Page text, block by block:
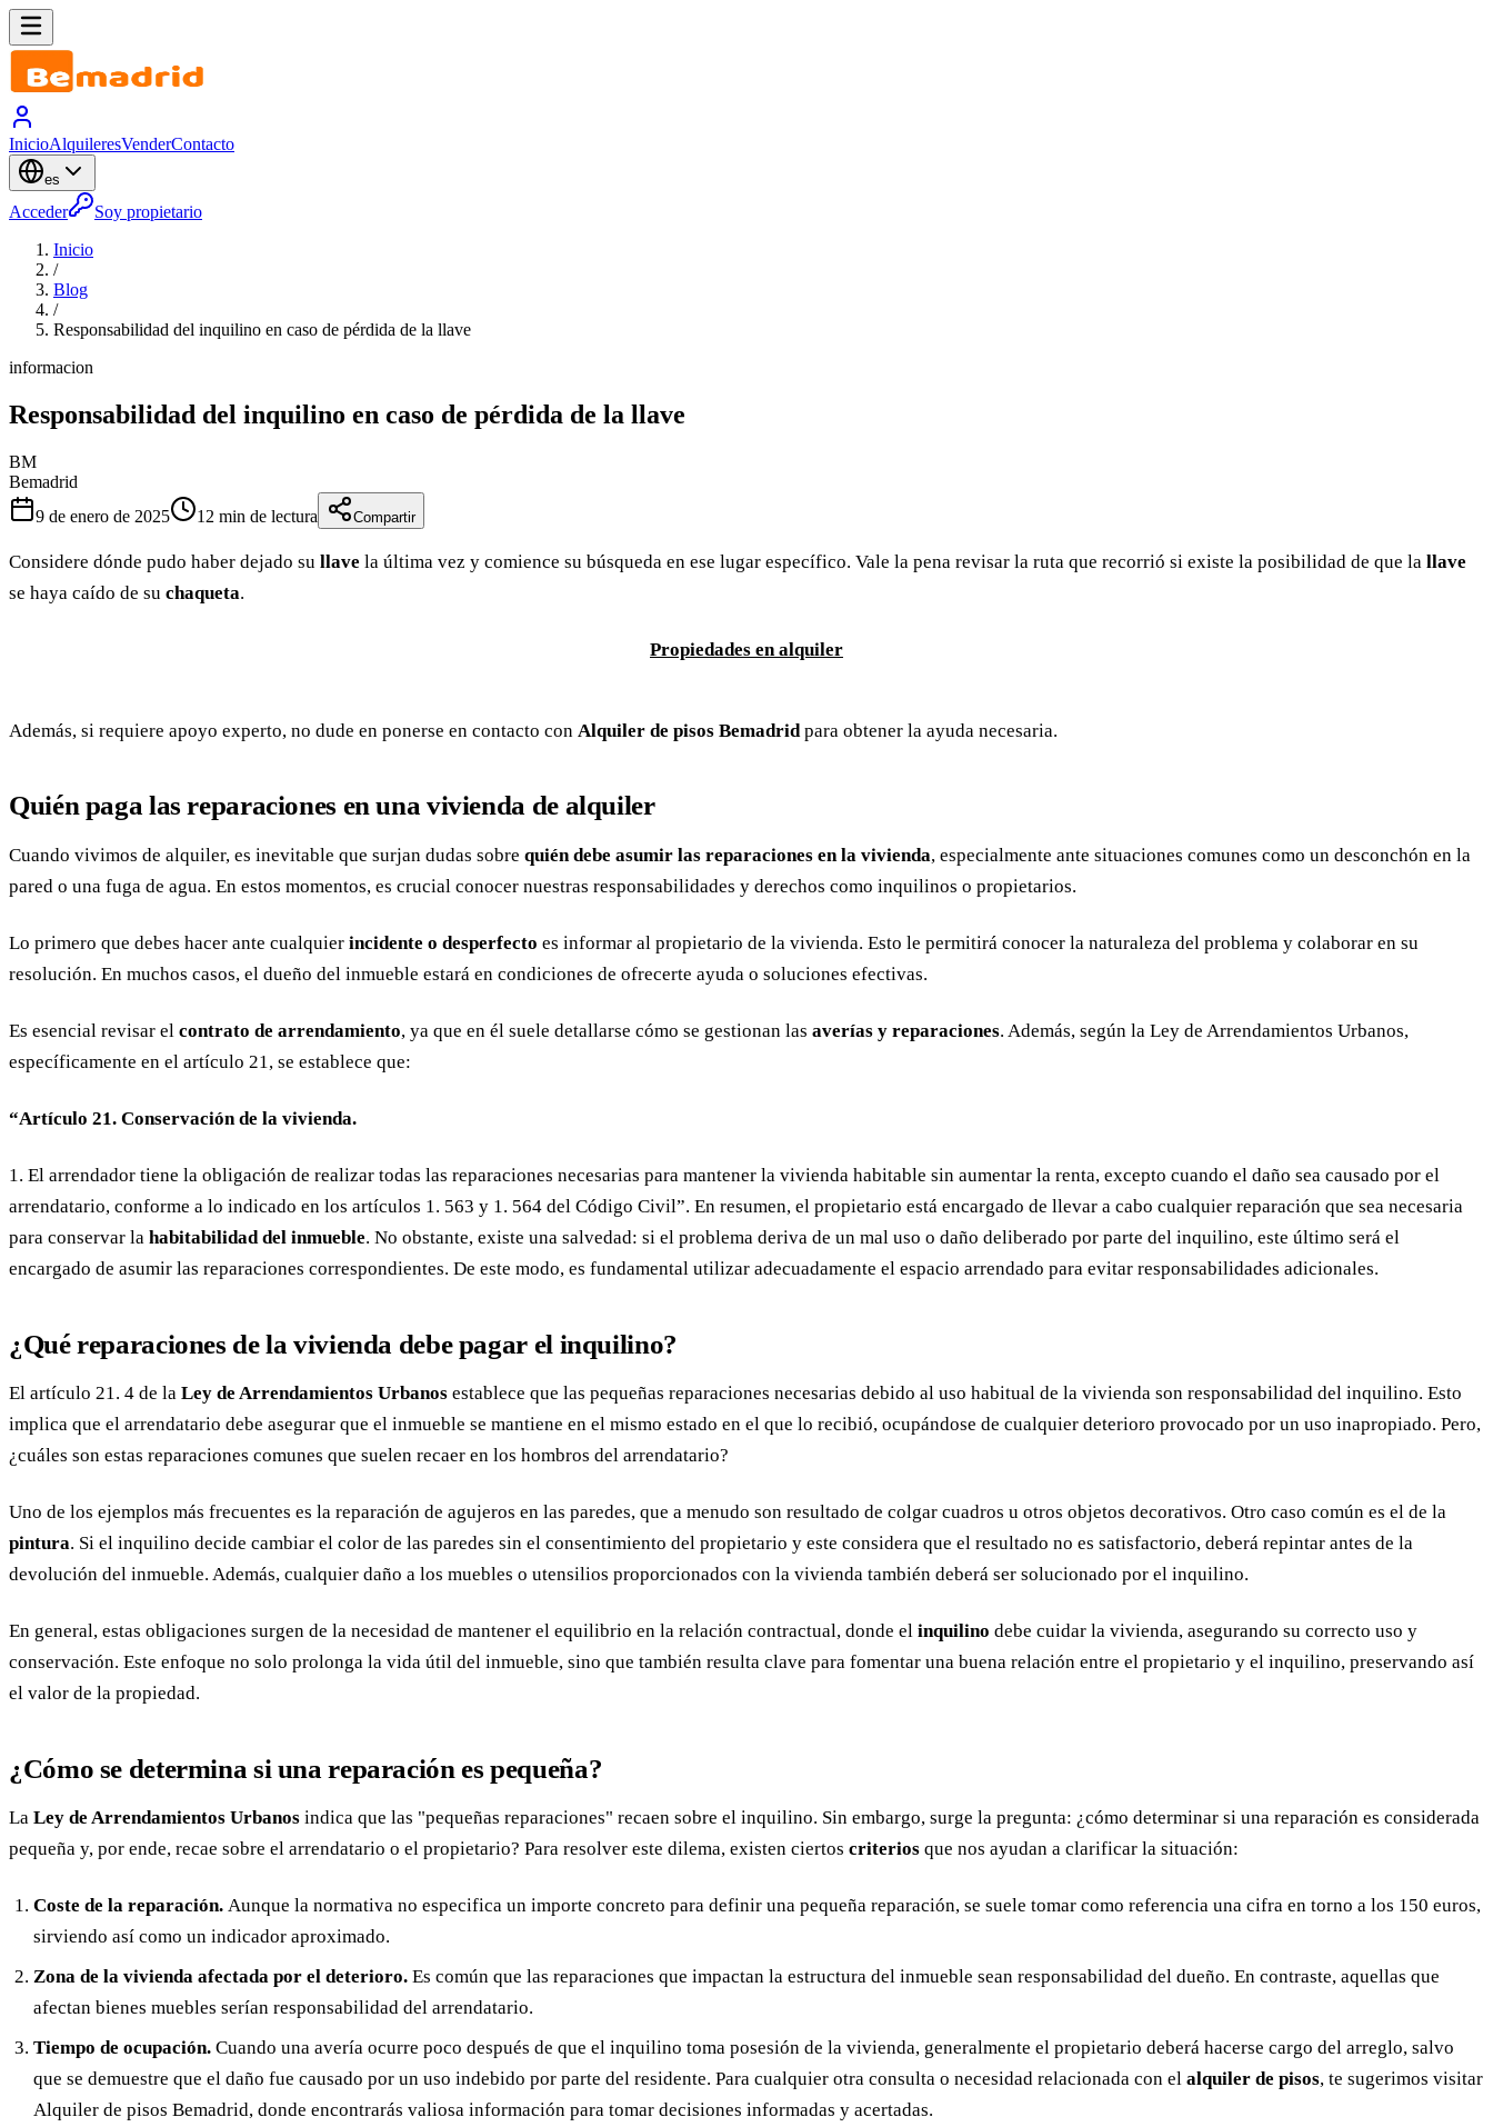
InicioAlquileresVenderContacto
es
Acceder
Soy propietario
Inicio
/
Blog
/
Responsabilidad del inquilino en caso de pérdida de la llave
informacion
Responsabilidad del inquilino en caso de pérdida de la llave
BM
Bemadrid
9 de enero de 2025
12 min de lectura Compartir
Considere dónde pudo haber dejado su llave la última vez y comience su búsqueda en ese lugar específico. Vale la pena revisar la ruta que recorrió si existe la posibilidad de que la llave
se haya caído de su chaqueta.
Propiedades en alquiler
Además, si requiere apoyo experto, no dude en ponerse en contacto con Alquiler de pisos Bemadridpara obtener la ayuda necesaria.
Quién paga las reparaciones en una vivienda de alquiler
Cuando vivimos de alquiler, es inevitable que surjan dudas sobre quién debe asumir las reparaciones en la vivienda, especialmente ante situaciones comunes como un desconchón en la
pared o una fuga de agua. En estos momentos, es crucial conocer nuestras responsabilidades y derechos como inquilinos o propietarios.
Lo primero que debes hacer ante cualquier incidente o desperfecto es informar al propietario de la vivienda. Esto le permitirá conocer la naturaleza del problema y colaborar en su
resolución. En muchos casos, el dueño del inmueble estará en condiciones de ofrecerte ayuda o soluciones efectivas.
Es esencial revisar el contrato de arrendamiento, ya que en él suele detallarse cómo se gestionan las averías y reparaciones. Además, según la Ley de Arrendamientos Urbanos,
específicamente en el artículo 21, se establece que:
“Artículo 21. Conservación de la vivienda.
1. El arrendador tiene la obligación de realizar todas las reparaciones necesarias para mantener la vivienda habitable sin aumentar la renta, excepto cuando el daño sea causado por el
arrendatario, conforme a lo indicado en los artículos 1. 563 y 1. 564 del Código Civil”. En resumen, el propietario está encargado de llevar a cabo cualquier reparación que sea necesaria
para conservar la habitabilidad del inmueble. No obstante, existe una salvedad: si el problema deriva de un mal uso o daño deliberado por parte del inquilino, este último será el
encargado de asumir las reparaciones correspondientes. De este modo, es fundamental utilizar adecuadamente el espacio arrendado para evitar responsabilidades adicionales.
¿Qué reparaciones de la vivienda debe pagar el inquilino?
El artículo 21. 4 de la Ley de Arrendamientos Urbanos establece que las pequeñas reparaciones necesarias debido al uso habitual de la vivienda son responsabilidad del inquilino. Esto
implica que el arrendatario debe asegurar que el inmueble se mantiene en el mismo estado en el que lo recibió, ocupándose de cualquier deterioro provocado por un uso inapropiado. Pero,
¿cuáles son estas reparaciones comunes que suelen recaer en los hombros del arrendatario?
Uno de los ejemplos más frecuentes es la reparación de agujeros en las paredes, que a menudo son resultado de colgar cuadros u otros objetos decorativos. Otro caso común es el de la
pintura. Si el inquilino decide cambiar el color de las paredes sin el consentimiento del propietario y este considera que el resultado no es satisfactorio, deberá repintar antes de la
devolución del inmueble. Además, cualquier daño a los muebles o utensilios proporcionados con la vivienda también deberá ser solucionado por el inquilino.
En general, estas obligaciones surgen de la necesidad de mantener el equilibrio en la relación contractual, donde el inquilino debe cuidar la vivienda, asegurando su correcto uso y
conservación. Este enfoque no solo prolonga la vida útil del inmueble, sino que también resulta clave para fomentar una buena relación entre el propietario y el inquilino, preservando así
el valor de la propiedad.
¿Cómo se determina si una reparación es pequeña?
La Ley de Arrendamientos Urbanos indica que las "pequeñas reparaciones" recaen sobre el inquilino. Sin embargo, surge la pregunta: ¿cómo determinar si una reparación es considerada
pequeña y, por ende, recae sobre el arrendatario o el propietario? Para resolver este dilema, existen ciertos criterios que nos ayudan a clarificar la situación:
Coste de la reparación.Aunque la normativa no especifica un importe concreto para definir una pequeña reparación, se suele tomar como referencia una cifra en torno a los 150 euros,
sirviendo así como un indicador aproximado.
Zona de la vivienda afectada por el deterioro.Es común que las reparaciones que impactan la estructura del inmueble sean responsabilidad del dueño. En contraste, aquellas que
afectan bienes muebles serían responsabilidad del arrendatario.
Tiempo de ocupación.Cuando una avería ocurre poco después de que el inquilino toma posesión de la vivienda, generalmente el propietario deberá hacerse cargo del arreglo, salvo
que se demuestre que el daño fue causado por un uso indebido por parte del residente. Para cualquier otra consulta o necesidad relacionada con elalquiler de pisos, te sugerimos visitar
Alquiler de pisos Bemadrid, donde encontrarás valiosa información para tomar decisiones informadas y acertadas.